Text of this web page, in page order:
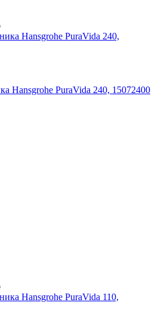
Hansgrohe PuraVida 240, 15072400